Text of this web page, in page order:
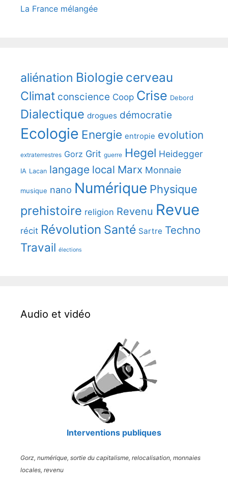
La France mélangée
aliénation Biologie cerveau
Climat conscience Coop Crise Debord
Dialectique drogues démocratie
Ecologie Energie entropie evolution
extraterrestres Gorz Grit guerre Hegel Heidegger
IA Lacan langage local Marx Monnaie
musique nano Numérique Physique
prehistoire religion Revenu Revue
récit Révolution Santé Sartre Techno
Travail élections
Audio et vidéo
Interventions publiques
Gorz, numérique, sortie du capitalisme, relocalisation, monnaies
locales, revenu